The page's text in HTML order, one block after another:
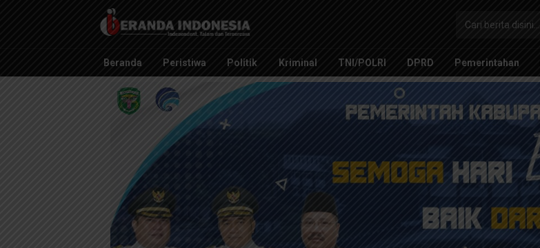
Beranda Indonesia
Independent, Tajam dan Terpercaya
Beranda Peristiwa Politik Kriminal TNI/POLRI DPRD Pemerintahan